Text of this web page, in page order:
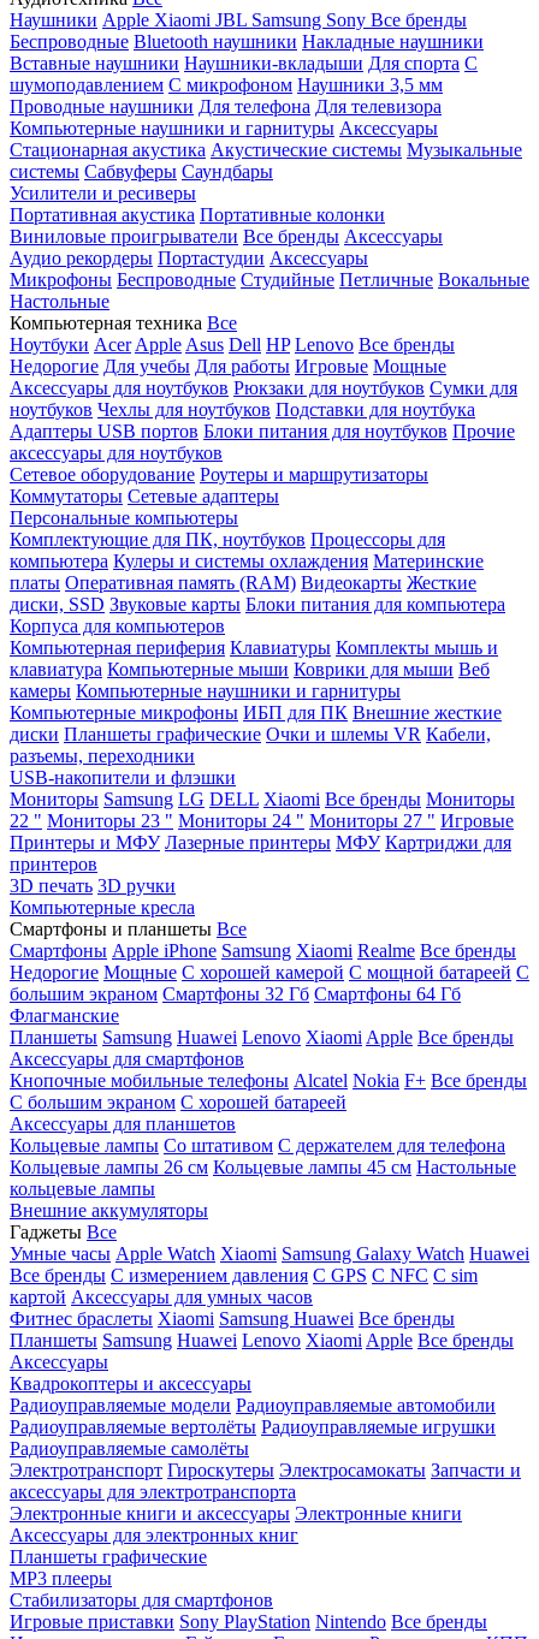
Наушники Apple Xiaomi JBL Samsung Sony Все бренды
Беспроводные Bluetooth наушники Накладные наушники
Вставные наушники Наушники-вкладыши Для спорта С
шумоподавлением С микрофоном Наушники 3,5 мм
Проводные наушники Для телефона Для телевизора
Компьютерные наушники и гарнитуры Аксессуары
Стационарная акустика Акустические системы Музыкальные
системы Сабвуферы Саундбары
Усилители и ресиверы
Портативная акустика Портативные колонки
Виниловые проигрыватели Все бренды Аксессуары
Аудио рекордеры Портастудии Аксессуары
Микрофоны Беспроводные Студийные Петличные Вокальные
Настольные
Компьютерная техника Все
Ноутбуки Acer Apple Asus Dell HP Lenovo Все бренды
Недорогие Для учебы Для работы Игровые Мощные
Аксессуары для ноутбуков Рюкзаки для ноутбуков Сумки для
ноутбуков Чехлы для ноутбуков Подставки для ноутбука
Адаптеры USB портов Блоки питания для ноутбуков Прочие
аксессуары для ноутбуков
Сетевое оборудование Роутеры и маршрутизаторы
Коммутаторы Сетевые адаптеры
Персональные компьютеры
Комплектующие для ПК, ноутбуков Процессоры для
компьютера Кулеры и системы охлаждения Материнские
платы Оперативная память (RAM) Видеокарты Жесткие
диски, SSD Звуковые карты Блоки питания для компьютера
Корпуса для компьютеров
Компьютерная периферия Клавиатуры Комплекты мышь и
клавиатура Компьютерные мыши Коврики для мыши Веб
камеры Компьютерные наушники и гарнитуры
Компьютерные микрофоны ИБП для ПК Внешние жесткие
диски Планшеты графические Очки и шлемы VR Кабели,
разъемы, переходники
USB-накопители и флэшки
Мониторы Samsung LG DELL Xiaomi Все бренды Мониторы
22 " Мониторы 23 " Мониторы 24 " Мониторы 27 " Игровые
Принтеры и МФУ Лазерные принтеры МФУ Картриджи для
принтеров
3D печать 3D ручки
Компьютерные кресла
Смартфоны и планшеты Все
Смартфоны Apple iPhone Samsung Xiaomi Realme Все бренды
Недорогие Мощные С хорошей камерой С мощной батареей С
большим экраном Смартфоны 32 Гб Смартфоны 64 Гб
Флагманские
Планшеты Samsung Huawei Lenovo Xiaomi Apple Все бренды
Аксессуары для смартфонов
Кнопочные мобильные телефоны Alcatel Nokia F+ Все бренды
С большим экраном С хорошей батареей
Аксессуары для планшетов
Кольцевые лампы Со штативом C держателем для телефона
Кольцевые лампы 26 см Кольцевые лампы 45 см Настольные
кольцевые лампы
Внешние аккумуляторы
Гаджеты Все
Умные часы Apple Watch Xiaomi Samsung Galaxy Watch Huawei
Все бренды C измерением давления C GPS C NFC C sim
картой Аксессуары для умных часов
Фитнес браслеты Xiaomi Samsung Huawei Все бренды
Планшеты Samsung Huawei Lenovo Xiaomi Apple Все бренды
Аксессуары
Квадрокоптеры и аксессуары
Радиоуправляемые модели Радиоуправляемые автомобили
Радиоуправляемые вертолёты Радиоуправляемые игрушки
Радиоуправляемые самолёты
Электротранспорт Гироскутеры Электросамокаты Запчасти и
аксессуары для электротранспорта
Электронные книги и аксессуары Электронные книги
Аксессуары для электронных книг
Планшеты графические
MP3 плееры
Стабилизаторы для смартфонов
Игровые приставки Sony PlayStation Nintendo Все бренды